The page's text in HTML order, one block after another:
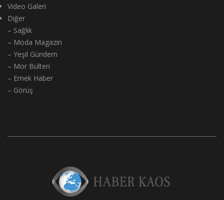
Video Galeri
Diğer
– Sağlık
– Moda Magazin
– Yeşil Gündem
– Mor Bülten
– Emek Haber
– Görüş